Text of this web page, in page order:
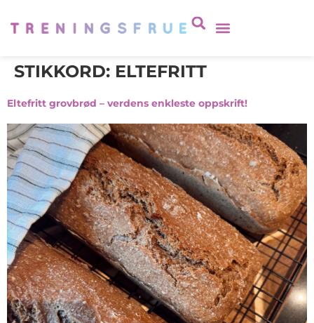
STIKKORD: ELTEFRITT
Eltefritt grovbrød – verdens enkleste oppskrift!